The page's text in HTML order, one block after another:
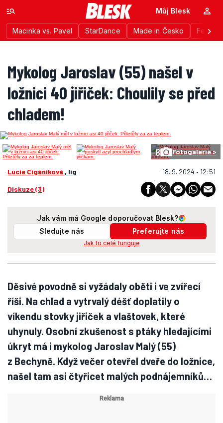
Macinka vs. Pavel StarDance Made in Česko
Můj Blesk
Mykolog Jaroslav (55) našel v
ložnici 40 jiřiček: Choulily se před
chladem!
8 Fotogalerie >
Lucie Cigániková , lig 18. 9. 2024 • 12:51
Diskuze (3)
Jak vám má Google doporučovat Blesk?
Sledujte nás
Preferujte nás
Jak to celé funguje
Děsivé povodně si vyžádaly oběti i ve zvířecí
říši. Na chlad a vytrvalý déšť doplatily o
víkendu stovky jiřiček a vlaštovek, které
uhynuly. Osobní zkušenost s ptáky hledajícími
úkryt má i mykolog Jaroslav Malý (55)
z Bechyně. Když večer otevřel dveře do ložnice,
našel tam asi čtyřicet malých podnájemníků…